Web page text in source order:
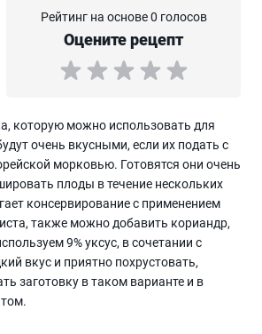
Рейтинг на основе 0 голосов
Оцените рецепт
которую можно использовать для
очень вкусными, если их подать с
морковью. Готовятся они очень
плоды в течение нескольких
консервирование с применением
также можно добавить кориандр,
9% уксус, в сочетании с
вкус и приятно похрустовать,
заготовку в таком варианте и в